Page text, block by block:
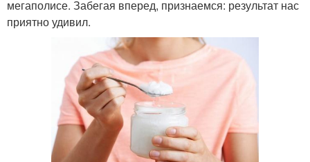
мегаполисе. Забегая вперед, признаемся: результат нас
приятно удивил.